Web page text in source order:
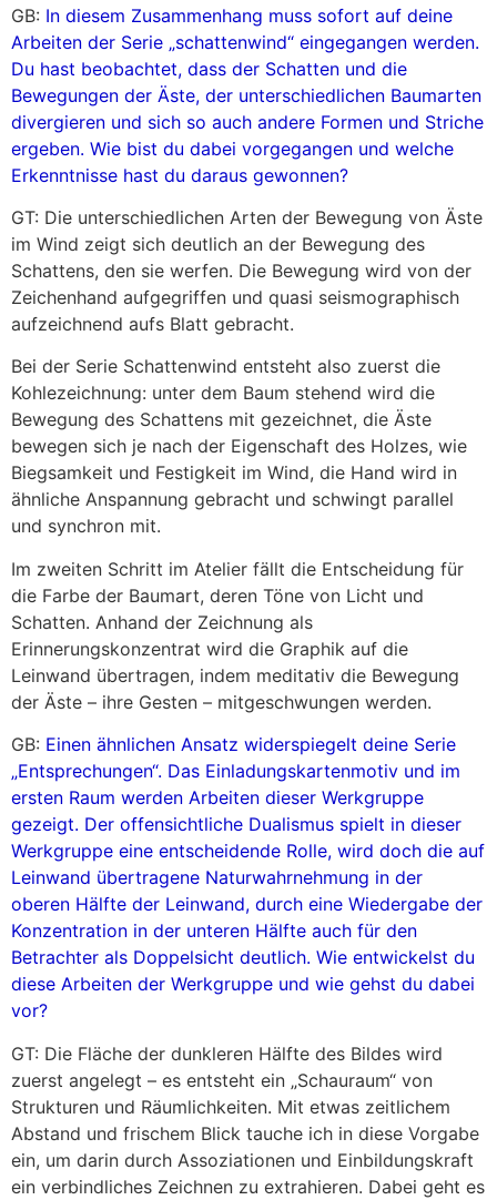
GB: In diesem Zusammenhang muss sofort auf deine
Arbeiten der Serie „schattenwind“ eingegangen werden.
Du hast beobachtet, dass der Schatten und die
Bewegungen der Äste, der unterschiedlichen Baumarten
divergieren und sich so auch andere Formen und Striche
ergeben. Wie bist du dabei vorgegangen und welche
Erkenntnisse hast du daraus gewonnen?
GT: Die unterschiedlichen Arten der Bewegung von Äste
im Wind zeigt sich deutlich an der Bewegung des
Schattens, den sie werfen. Die Bewegung wird von der
Zeichenhand aufgegriffen und quasi seismographisch
aufzeichnend aufs Blatt gebracht.
Bei der Serie Schattenwind entsteht also zuerst die
Kohlezeichnung: unter dem Baum stehend wird die
Bewegung des Schattens mit gezeichnet, die Äste
bewegen sich je nach der Eigenschaft des Holzes, wie
Biegsamkeit und Festigkeit im Wind, die Hand wird in
ähnliche Anspannung gebracht und schwingt parallel
und synchron mit.
Im zweiten Schritt im Atelier fällt die Entscheidung für
die Farbe der Baumart, deren Töne von Licht und
Schatten. Anhand der Zeichnung als
Erinnerungskonzentrat wird die Graphik auf die
Leinwand übertragen, indem meditativ die Bewegung
der Äste – ihre Gesten – mitgeschwungen werden.
GB: Einen ähnlichen Ansatz widerspiegelt deine Serie
„Entsprechungen“. Das Einladungskartenmotiv und im
ersten Raum werden Arbeiten dieser Werkgruppe
gezeigt. Der offensichtliche Dualismus spielt in dieser
Werkgruppe eine entscheidende Rolle, wird doch die auf
Leinwand übertragene Naturwahrnehmung in der
oberen Hälfte der Leinwand, durch eine Wiedergabe der
Konzentration in der unteren Hälfte auch für den
Betrachter als Doppelsicht deutlich. Wie entwickelst du
diese Arbeiten der Werkgruppe und wie gehst du dabei
vor?
GT: Die Fläche der dunkleren Hälfte des Bildes wird
zuerst angelegt – es entsteht ein „Schauraum“ von
Strukturen und Räumlichkeiten. Mit etwas zeitlichem
Abstand und frischem Blick tauche ich in diese Vorgabe
ein, um darin durch Assoziationen und Einbildungskraft
ein verbindliches Zeichnen zu extrahieren. Dabei geht es